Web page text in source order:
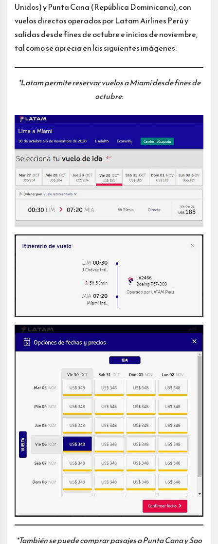
Unidos) y Punta Cana (República Dominicana), con
vuelos directos operados por Latam Airlines Perú y
salidas desde fines de octubre e inicios de noviembre,
tal como se aprecia en las siguientes imágenes:
*Latam permite reservar vuelos a Miami desde fines de
octubre:
*También se puede comprar pasajes a Punta Cana y Sao